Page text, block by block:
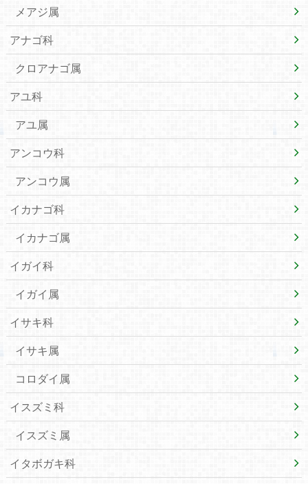
メアジ属
アナゴ科
クロアナゴ属
アユ科
アユ属
アンコウ科
アンコウ属
イカナゴ科
イカナゴ属
イガイ科
イガイ属
イサキ科
イサキ属
コロダイ属
イスズミ科
イスズミ属
イタボガキ科